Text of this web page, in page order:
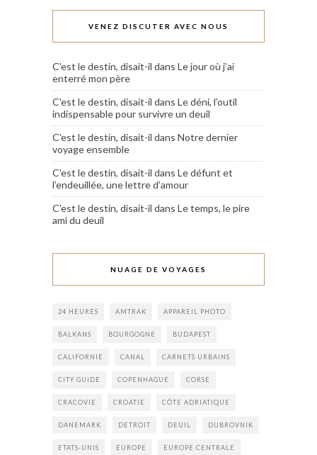
VENEZ DISCUTER AVEC NOUS
C'est le destin, disait-il dans Le jour où j’ai
enterré mon père
C'est le destin, disait-il dans Le déni, l’outil
indispensable pour survivre un deuil
C'est le destin, disait-il dans Notre dernier
voyage ensemble
C'est le destin, disait-il dans Le défunt et
l’endeuillée, une lettre d’amour
C'est le destin, disait-il dans Le temps, le pire
ami du deuil
NUAGE DE VOYAGES
24 HEURES AMTRAK APPAREIL PHOTO
BALKANS BOURGOGNE BUDAPEST
CALIFORNIE CANAL CARNETS URBAINS
CITY GUIDE COPENHAGUE CORSE
CRACOVIE CROATIE CÔTE ADRIATIQUE
DANEMARK DETROIT DEUIL DUBROVNIK
ETATS-UNIS EUROPE EUROPE CENTRALE